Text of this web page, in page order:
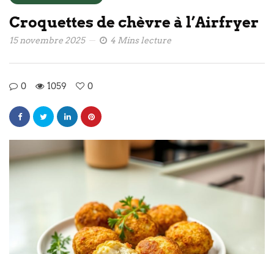
Croquettes de chèvre à l’Airfryer
15 novembre 2025 4 Mins lecture
0 1059 0